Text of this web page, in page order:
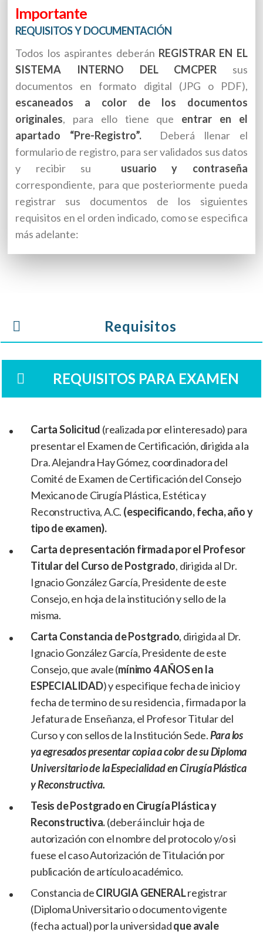
Importante
REQUISITOS Y DOCUMENTACIÓN
Todos los aspirantes deberán REGISTRAR EN EL
SISTEMA INTERNO DEL CMCPER sus
documentos en formato digital (JPG o PDF),
escaneados a color de los documentos
originales, para ello tiene que entrar en el
apartado “Pre-Registro”. Deberá llenar el
formulario de registro, para ser validados sus datos
y recibir su usuario y contraseña
correspondiente, para que posteriormente pueda
registrar sus documentos de los siguientes
requisitos en el orden indicado, como se especifica
más adelante:
Requisitos
REQUISITOS PARA EXAMEN
Carta Solicitud (realizada por el interesado) para
presentar el Examen de Certificación, dirigida a la
Dra. Alejandra Hay Gómez, coordinadora del
Comité de Examen de Certificación del Consejo
Mexicano de Cirugía Plástica, Estética y
Reconstructiva, A.C. (especificando, fecha, año y
tipo de examen).
Carta de presentación firmada por el Profesor
Titular del Curso de Postgrado, dirigida al Dr.
Ignacio González García, Presidente de este
Consejo, en hoja de la institución y sello de la
misma.
Carta Constancia de Postgrado, dirigida al Dr.
Ignacio González García, Presidente de este
Consejo, que avale (mínimo 4 AÑOS en la
ESPECIALIDAD) y especifique fecha de inicio y
fecha de termino de su residencia , firmada por la
Jefatura de Enseñanza, el Profesor Titular del
Curso y con sellos de la Institución Sede.Para los
ya egresados presentar copia a color de su Diploma
Universitario de la Especialidad en Cirugía Plástica
y Reconstructiva.
Tesis de Postgrado en Cirugía Plástica y
Reconstructiva.(deberá incluir hoja de
autorización con el nombre del protocolo y/o si
fuese el caso Autorización de Titulación por
publicación de artículo académico.
Constancia deCIRUGIA GENERALregistrar
(Diploma Universitario o documento vigente
(fecha actual) por la universidadque avale